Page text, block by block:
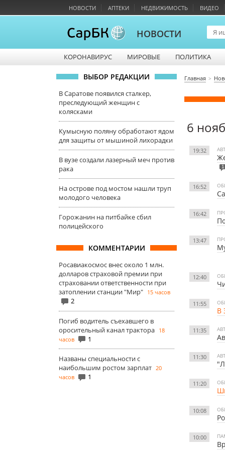
НОВОСТИ АПТЕКИ НЕДВИЖИМОСТЬ ВИДЕО
НОВОСТИ
КОРОНАВИРУС МИРОВЫЕ ПОЛИТИКА
ВЫБОР РЕДАКЦИИ
В Саратове появился сталкер,
преследующий женщин с
колясками
Кумысную поляну обработают ядом
для защиты от мышиной лихорадки
В вузе создали лазерный меч против
рака
На острове под мостом нашли труп
молодого человека
Горожанин на питбайке сбил
полицейского
КОММЕНТАРИИ
Росавиакосмос внес около 1 млн.
долларов страховой премии при
страховании ответственности при
затоплении станции "Мир" 15 часов
2
Погиб водитель съехавшего в
оросительный канал трактора 18
часов
1
Названы специальности с
наибольшим ростом зарплат 20
часов
1
Главная
6
19:32
1
16:52
16:42
13:47
12:40
11:55
В
11:35
11:30
11:20
10:08
10:00